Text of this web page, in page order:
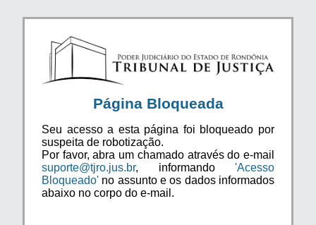
Página Bloqueada
Seu acesso a esta página foi bloqueado por
suspeita de robotização.
Por favor, abra um chamado através do e-mail
suporte@tjro.jus.br, informando 'Acesso
Bloqueado' no assunto e os dados informados
abaixo no corpo do e-mail.